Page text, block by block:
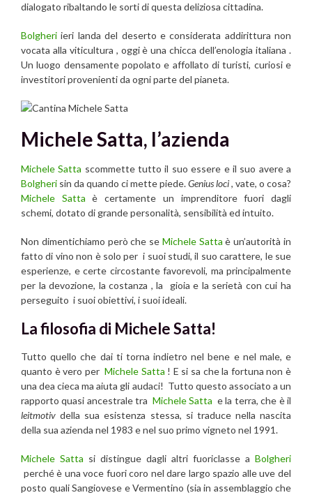
dialogato ribaltando le sorti di questa deliziosa cittadina.
Bolgheri ieri landa del deserto e considerata addirittura non
vocata alla viticultura , oggi è una chicca dell’enologia italiana .
Un luogo densamente popolato e affollato di turisti, curiosi e
investitori provenienti da ogni parte del pianeta.
Michele Satta, l’azienda
Michele Satta scommette tutto il suo essere e il suo avere a
Bolgheri sin da quando ci mette piede.Genius loci, vate, o cosa?
Michele Satta è certamente un imprenditore fuori dagli
schemi, dotato di grande personalità, sensibilità ed intuito.
Non dimentichiamo però che se Michele Satta è un’autorità in
fatto di vino non è solo per i suoi studi, il suo carattere, le sue
esperienze, e certe circostante favorevoli, ma principalmente
per la devozione, la costanza , la gioia e la serietà con cui ha
perseguito i suoi obiettivi, i suoi ideali.
La filosofia di Michele Satta!
Tutto quello che dai ti torna indietro nel bene e nel male, e
quanto è vero per Michele Satta ! E si sa che la fortuna non è
una dea cieca ma aiuta gli audaci! Tutto questo associato a un
rapporto quasi ancestrale tra Michele Satta e la terra, che è il
leitmotiv della sua esistenza stessa, si traduce nella nascita
della sua azienda nel 1983 e nel suo primo vigneto nel 1991.
Michele Satta si distingue dagli altri fuoriclasse a Bolgheri
perché è una voce fuori coro nel dare largo spazio alle uve del
posto quali Sangiovese e Vermentino (sia in assemblaggio che